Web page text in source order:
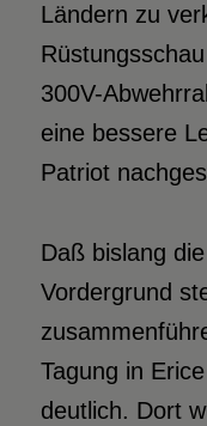
Ländern zu
300V-
eine bessere
Patriot
Daß bislang
Vordergrund
Tagung in
deutlich. Dort